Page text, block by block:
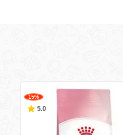
15%
5.0